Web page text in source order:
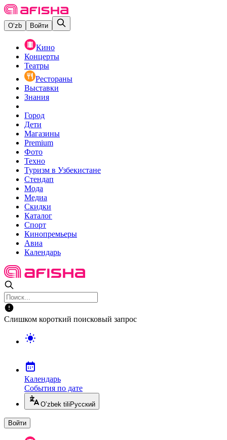
O‘zb Войти
Кино
Концерты
Театры
Рестораны
Выставки
Знания
Город
Дети
Магазины
Premium
Фото
Техно
Туризм в Узбекистане
Стендап
Мода
Медиа
Скидки
Каталог
Спорт
Кинопремьеры
Авиа
Календарь
Слишком короткий поисковый запрос
Календарь
События по дате
O’zbek tili Русский
Войти